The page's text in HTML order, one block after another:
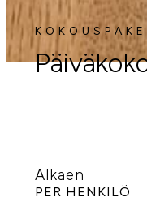
Alkaen
PER HENKILÖ